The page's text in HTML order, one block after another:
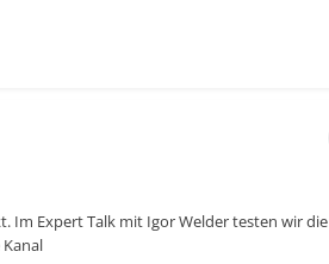
Im Expert Talk mit Igor Welder testen wir die